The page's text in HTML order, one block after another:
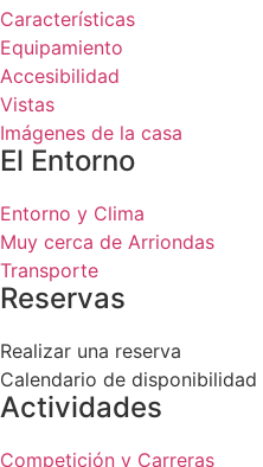
Características
Equipamiento
Accesibilidad
Vistas
Imágenes de la casa
El Entorno
Entorno y Clima
Muy cerca de Arriondas
Transporte
Reservas
Realizar una reserva
Calendario de disponibilidad
Actividades
Competición y Carreras